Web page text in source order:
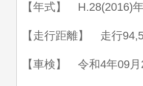
【年式】 H.28(2016)年
【走行距離】 走行
【車検】 令和4年09月